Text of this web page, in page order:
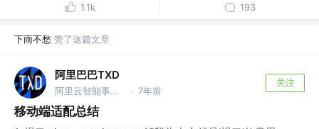
1.1k 193
下雨不愁 赞了这篇文章
阿里巴巴TXD
阿里云智能事业群-基础产品事业部-混合云平台 @阿里巴巴 · 7年前
关注
移动端适配总结